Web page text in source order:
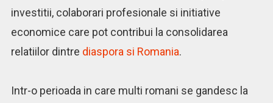
investitii, colaborari profesionale si initiative
economice care pot contribui la consolidarea
relatiilor dintre diaspora si Romania.
Intr-o perioada in care multi romani se gandesc la